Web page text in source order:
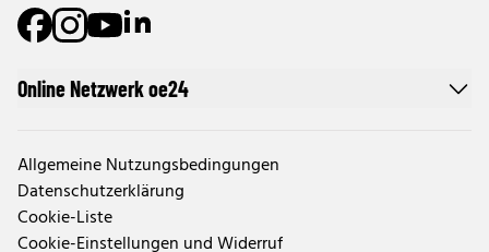
Online Netzwerk oe24
Allgemeine Nutzungsbedingungen
Datenschutzerklärung
Cookie-Liste
Cookie-Einstellungen und Widerruf